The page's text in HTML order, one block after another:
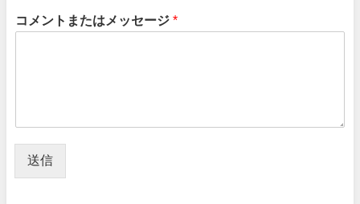
コメントまたはメッセージ *
送信